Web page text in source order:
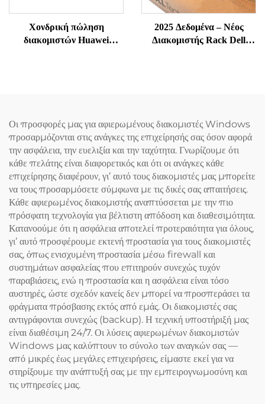
Χονδρική πώληση
διακομιστών Huawei
σε rack, για εμβάθυνση
μάθησης (deep learning),
διακομιστής με
επεξεργαστές Xeon
2025 Δεδομένα – Νέος
Διακομιστής Rack Dell
Οι προσφορές μας για αφιερωμένους διακομιστές Windows
προσαρμόζονται στις ανάγκες της επιχείρησής σας όσον αφορά
την ασφάλεια, την ευελιξία και την ταχύτητα. Γνωρίζουμε ότι
κάθε πελάτης είναι διαφορετικός και ότι οι ανάγκες κάθε
επιχείρησης διαφέρουν, γι’ αυτό τους διακομιστές μας μπορείτε
να τους προσαρμόσετε σύμφωνα με τις δικές σας απαιτήσεις.
Κάθε αφιερωμένος διακομιστής αναπτύσσεται με την πιο
πρόσφατη τεχνολογία για βέλτιστη απόδοση και διαθεσιμότητα.
Κατανοούμε ότι η ασφάλεια αποτελεί προτεραιότητα για όλους,
γι’ αυτό προσφέρουμε εκτενή προστασία για τους διακομιστές
σας, όπως ενισχυμένη προστασία μέσω firewall και
συστημάτων ασφαλείας που επιτηρούν συνεχώς τυχόν
παραβιάσεις, ενώ η προστασία και η ασφάλεια είναι τόσο
αυστηρές, ώστε σχεδόν κανείς δεν μπορεί να προσπεράσει τα
φράγματα πρόσβασης εκτός από εμάς. Οι διακομιστές σας
αντιγράφονται συνεχώς (backup). Η τεχνική υποστήριξή μας
είναι διαθέσιμη 24/7. Οι λύσεις αφιερωμένων διακομιστών
Windows μας καλύπτουν το σύνολο των αναγκών σας —
από μικρές έως μεγάλες επιχειρήσεις, είμαστε εκεί για να
στηρίξουμε την ανάπτυξή σας με την εμπειρογνωμοσύνη και
τις υπηρεσίες μας.